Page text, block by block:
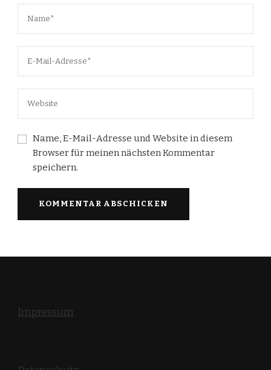
Name, E-Mail-Adresse und Website in diesem
Browser für meinen nächsten Kommentar
speichern.
Impressum